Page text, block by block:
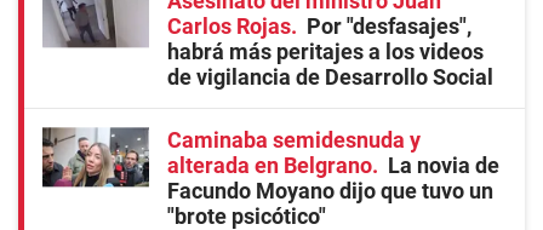
Carlos Rojas
Por "desfasajes",
habrá más peritajes a los videos
de vigilancia de Desarrollo Social
Caminaba semidesnuda y
alterada en Belgrano
La novia de
Facundo Moyano dijo que tuvo un
"brote psicótico"